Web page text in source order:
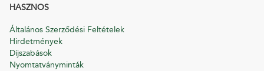
HASZNOS
Általános Szerződési Feltételek
Hirdetmények
Díjszabások
Nyomtatványminták